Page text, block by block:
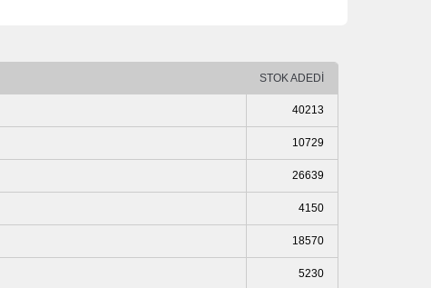
STOK ADEDİ
40213
10729
26639
4150
18570
5230